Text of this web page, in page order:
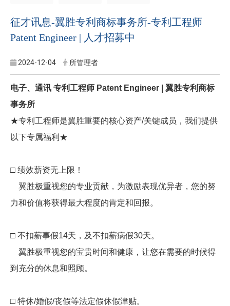
征才讯息-翼胜专利商标事务所-专利工程师
Patent Engineer | 人才招募中
2024-12-04 所管理者
电子、通讯 专利工程师 Patent Engineer | 翼胜专利商标
事务所
★专利工程师是翼胜重要的核心资产/关键成员，我们提供
以下专属福利★
□ 绩效薪资无上限！
翼胜极重视您的专业贡献，为激励表现优异者，您的努
力和价值将获得最大程度的肯定和回报。
□ 不扣薪事假14天，及不扣薪病假30天。
翼胜极重视您的宝贵时间和健康，让您在需要的时候得
到充分的休息和照顾。
□ 特休/婚假/丧假等法定假休假津贴。